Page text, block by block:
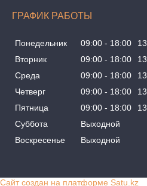
ГРАФИК РАБОТЫ
Понедельник 09:00 18:00
Вторник
09:00 18:00
Среда
09:00 18:00
Четверг
09:00 18:00
Пятница
09:00 18:00
Суббота
Выходной
Воскресенье
Выходной
Сайт создан на платформе Satu.kz